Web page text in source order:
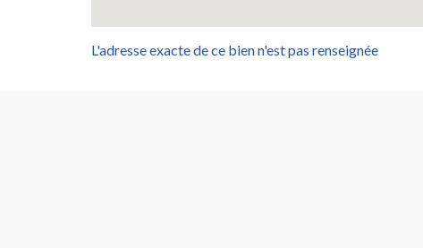
L'adresse exacte de ce bien n'est pas renseignée